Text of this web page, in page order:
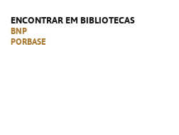
ENCONTRAR EM BIBLIOTECAS
BNP
PORBASE